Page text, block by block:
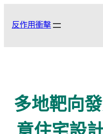
反作用衝擊
多地靶向